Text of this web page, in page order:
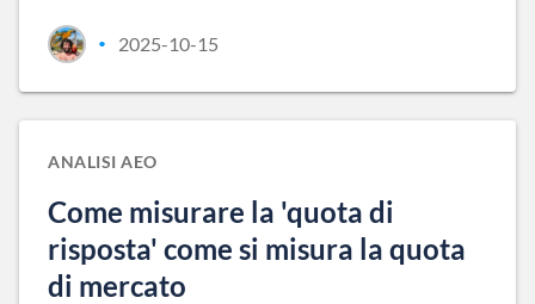
• 2025-10-15
ANALISI AEO
Come misurare la 'quota di
risposta' come si misura la quota
di mercato